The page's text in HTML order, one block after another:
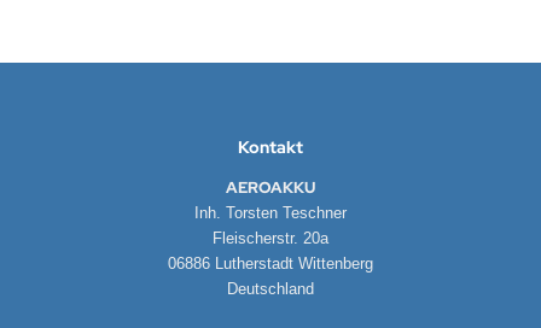
Kontakt
AEROAKKU
Inh. Torsten Teschner
Fleischerstr. 20a
06886 Lutherstadt Wittenberg
Deutschland